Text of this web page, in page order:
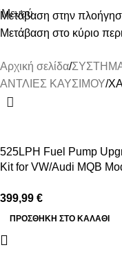
Μετάβαση στην
Μετάβαση στο κύριο
Μενού
Αρχική σελίδα
ΑΝΤΛΙΕΣ ΚΑΥΣΙΜΟΥ
525LPH Fuel Pump
Kit for VW/Audi MQB
399,99 €
ΠΡΟΣΘΉΚΗ ΣΤΟ ΚΑΛΆΘΙ